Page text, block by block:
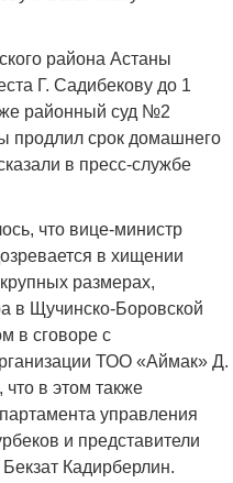
района Астаны
Г. Садибекову до 1
районный суд №2
продлил срок домашнего
в пресс-службе
что вице-министр
в хищении
размерах,
в Щучинско-Боровской
в сговоре с
ТОО «Аймак» Д.
в этом также
управления
и представители
Кадирберлин.